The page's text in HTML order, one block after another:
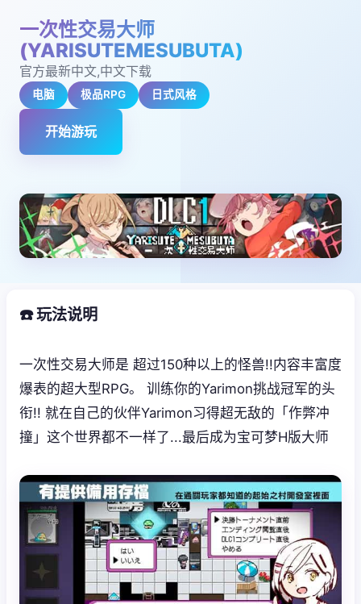
一次性交易大师
(YARISUTEMESUBUTA)
官方最新中文,中文下载
电脑 极品RPG 日式风格
开始游玩
☎️ 玩法说明
一次性交易大师是 超过150种以上的怪兽!!内容丰富度
爆表的超大型RPG。 训练你的Yarimon挑战冠军的头
衔!! 就在自己的伙伴Yarimon习得超无敌的「作弊冲
撞」这个世界都不一样了...最后成为宝可梦H版大师